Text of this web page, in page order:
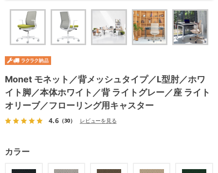
Monet モネット／背メッシュタイプ／L型肘／ホワ
イト脚／本体ホワイト／背 ライトグレー／座 ライト
オリーブ／フローリング用キャスター
4.6（30） レビューを見る
カラー